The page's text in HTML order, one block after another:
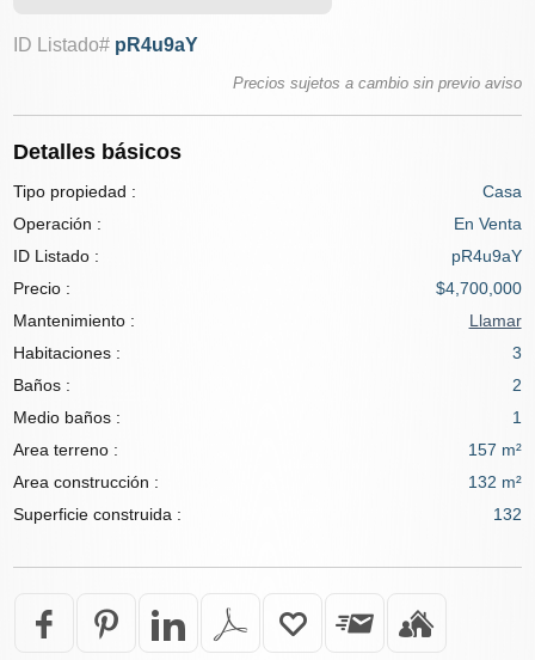
ID Listado# pR4u9aY
Precios sujetos a cambio sin previo aviso
Detalles básicos
Tipo propiedad :
Casa
Operación :
En Venta
ID Listado :
pR4u9aY
Precio :
$4,700,000
Mantenimiento :
Llamar
Habitaciones :
3
Baños :
2
Medio baños :
1
Area terreno :
157 m²
Area construcción :
132 m²
Superficie construida :
132